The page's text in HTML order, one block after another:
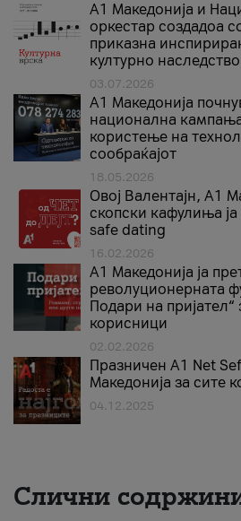
А1 Македонија и
оркестар создадоа
приказна
културно наследство
03.07.2026
A1 Македонија
национална
користење на
сообраќајот
18.05.2026
Овој Валентајн, A1
скопски кафулиња ја
safe dating
16.02.2026
А1 Македонија ја
револуционерната
Подари на
корисници
02.02.2026
Празничен A1 Net
Македонија за сите
04.12.2025
Слични